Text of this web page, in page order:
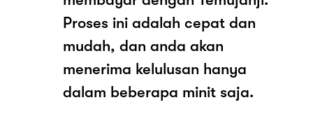
Proses ini adalah cepat dan
mudah, dan anda akan
menerima kelulusan hanya
dalam beberapa minit saja.